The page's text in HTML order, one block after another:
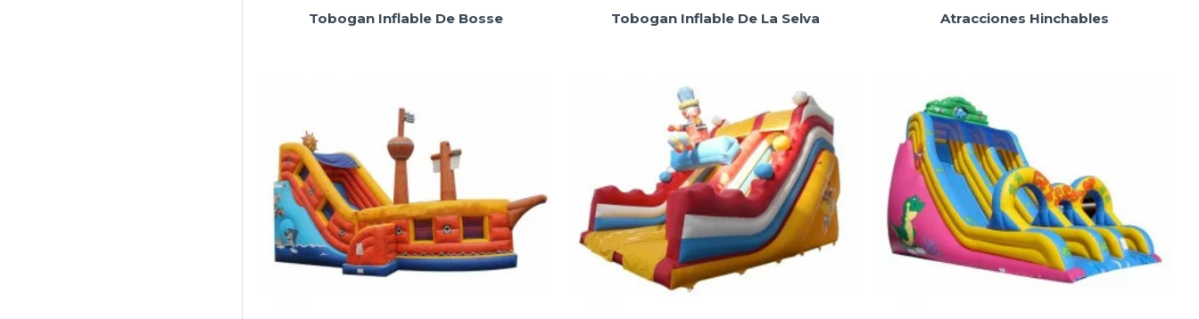
Tobogan Inflable De Bosse Tobogan Inflable De La Selva Atracciones Hinchables